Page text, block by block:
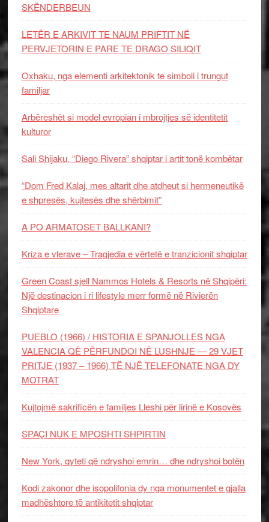
SKËNDERBEUN
LETËR E ARKIVIT TE NAUM PRIFTIT NË
PERVJETORIN E PARE TE DRAGO SILIQIT
Oxhaku, nga elementi arkitektonik te simboli i trungut
familjar
Arbëreshët si model evropian i mbrojtjes së identitetit
kulturor
Sali Shijaku, “Diego Rivera” shqiptar i artit tonë kombëtar
“Dom Fred Kalaj, mes altarit dhe atdheut si hermeneutikë
e shpresës, kujtesës dhe shërbimit”
A PO ARMATOSET BALLKANI?
Kriza e vlerave – Tragjedia e vërtetë e tranzicionit shqiptar
Green Coast sjell Nammos Hotels & Resorts në Shqipëri:
Një destinacion i ri lifestyle merr formë në Rivierën
Shqiptare
PUEBLO (1966) / HISTORIA E SPANJOLLES NGA
VALENCIA QË PËRFUNDOI NË LUSHNJE — 29 VJET
PRITJE (1937 – 1966) TË NJË TELEFONATE NGA DY
MOTRAT
Kujtojmë sakrificën e familjes Lleshi për lirinë e Kosovës
SPAÇI NUK E MPOSHTI SHPIRTIN
New York, qyteti që ndryshoi emrin… dhe ndryshoi botën
Kodi zakonor dhe isopolifonia dy nga monumentet e gjalla
madhështore të antikitetit shqiptar